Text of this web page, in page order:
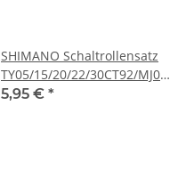
SHIMANO Schaltrollensatz
TY05/15/20/22/30CT92/MJ05
7-8fach
5,95 € *